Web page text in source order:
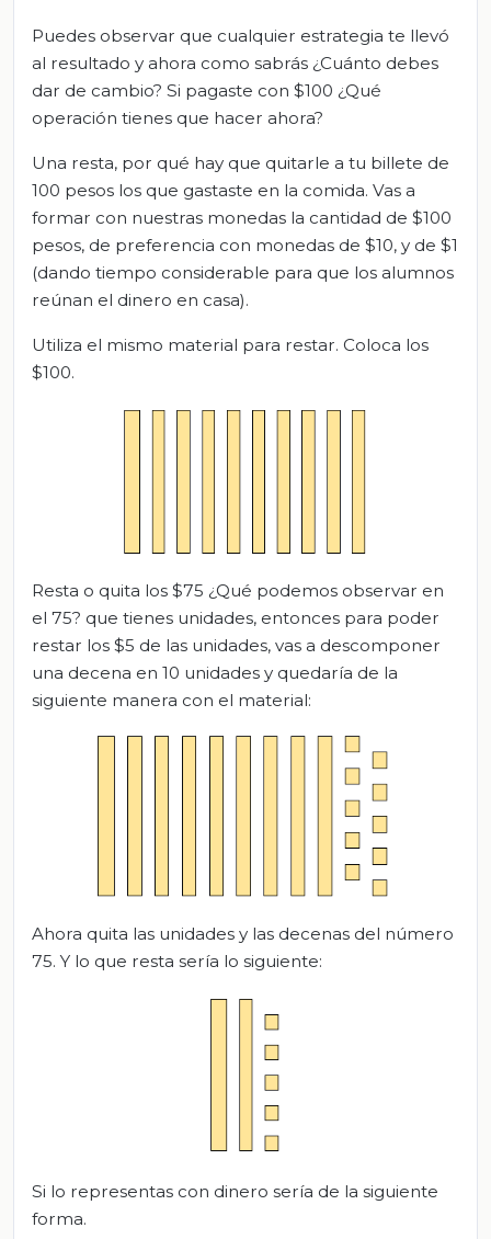
Puedes observar que cualquier estrategia te llevó
al resultado y ahora como sabrás ¿Cuánto debes
dar de cambio? Si pagaste con $100 ¿Qué
operación tienes que hacer ahora?
Una resta, por qué hay que quitarle a tu billete de
100 pesos los que gastaste en la comida. Vas a
formar con nuestras monedas la cantidad de $100
pesos, de preferencia con monedas de $10, y de $1
(dando tiempo considerable para que los alumnos
reúnan el dinero en casa).
Utiliza el mismo material para restar. Coloca los
$100.
Resta o quita los $75 ¿Qué podemos observar en
el 75? que tienes unidades, entonces para poder
restar los $5 de las unidades, vas a descomponer
una decena en 10 unidades y quedaría de la
siguiente manera con el material:
Ahora quita las unidades y las decenas del número
75. Y lo que resta sería lo siguiente:
Si lo representas con dinero sería de la siguiente
forma.